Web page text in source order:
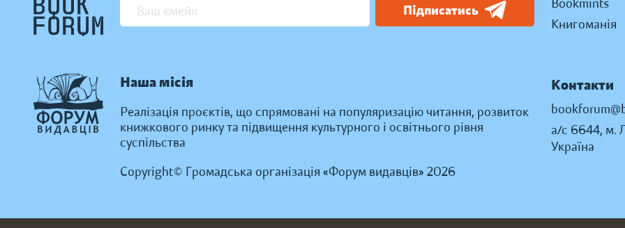
Підписатись
Наша місія
Реалізація проєктів, що спрямовані на популяризацію читання, розвиток
книжкового ринку та підвищення культурного і освітнього рівня
суспільства
Copyright© Громадська організація «Форум видавців» 2026
Bookmints
Книгоманія
Контакти
а/с 6644, м.
Україна